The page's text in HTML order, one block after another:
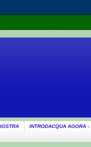
INTRODACQUA AGORA